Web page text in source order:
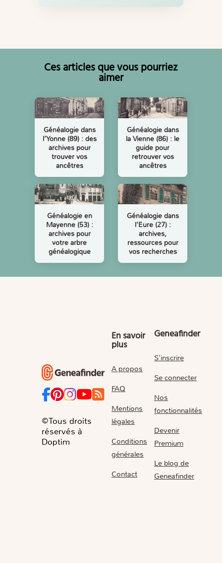
Ces articles que vous pourriez
aimer
Généalogie dans
l’Yonne (89) : des
archives pour
trouver vos
ancêtres
Généalogie dans
la Vienne (86) : le
guide pour
retrouver vos
ancêtres
Généalogie en
Mayenne (53) :
archives pour
votre arbre
généalogique
Généalogie dans
l’Eure (27) :
archives,
ressources pour
vos recherches
©Tous droits
réservés à
Doptim
En savoir
plus
A propos
FAQ
Mentions
légales
Conditions
générales
Contact
Geneafinder
S'inscrire
Se connecter
Nos
fonctionnalités
Devenir
Premium
Le blog de
Geneafinder